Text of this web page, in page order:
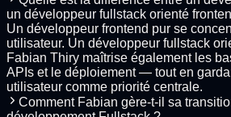
un développeur fullstack orienté
Un développeur frontend pur se
utilisateur. Un développeur fullstack
Fabian Thiry maîtrise également les
APIs et le déploiement — tout en
utilisateur comme priorité centrale.
Comment Fabian gère-t-il sa